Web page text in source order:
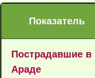
Показатель
Пострадавшие в
Араде